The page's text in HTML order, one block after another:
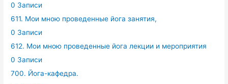
0 Записи
611. Мои мною проведенные йога занятия,
0 Записи
612. Мои мною проведенные йога лекции и мероприятия
0 Записи
700. Йога-кафедра.